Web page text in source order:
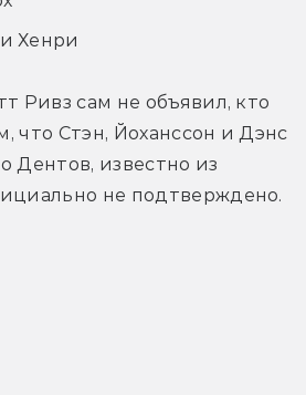
Хенри
Ривз сам не объявил, кто
что Стэн, Йоханссон и Дэнс
Дентов, известно из
не подтверждено.